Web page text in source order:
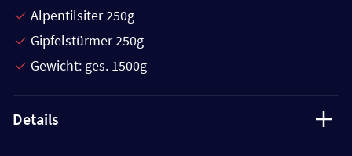
Alpentilsiter 250g
Gipfelstürmer 250g
Gewicht: ges. 1500g
Details